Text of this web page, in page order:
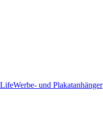
Werbe- und Plakatanhänger